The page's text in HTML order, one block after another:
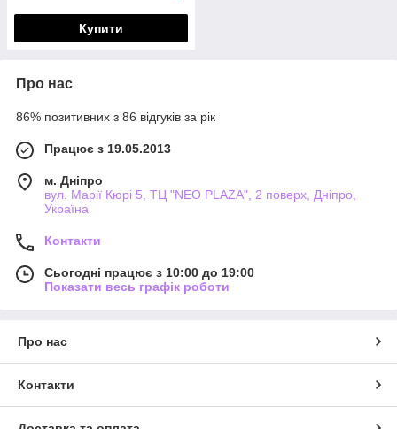
Купити
Про нас
86% позитивних з 86 відгуків за рік
Працює з 19.05.2013
м. Дніпро
вул. Марії Кюрі 5, ТЦ "NEO PLAZA", 2 поверх, Дніпро,
Україна
Контакти
Сьогодні працює з 10:00 до 19:00
Показати весь графік роботи
Про нас
Контакти